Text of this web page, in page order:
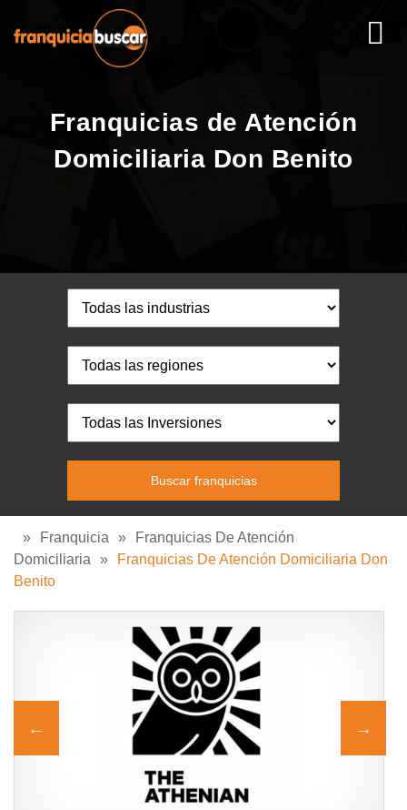
Franquicias de Atención
Domiciliaria Don Benito
» Franquicia »
Franquicias De Atención
Domiciliaria
»
Franquicias De Atención Domiciliaria Don
Benito